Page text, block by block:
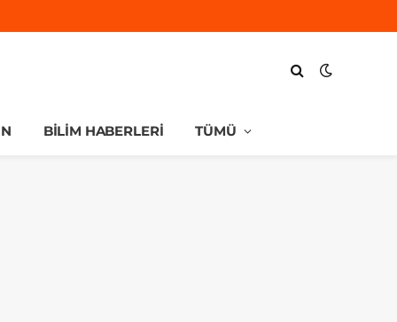
BILIM HABERLERI TÜMÜ